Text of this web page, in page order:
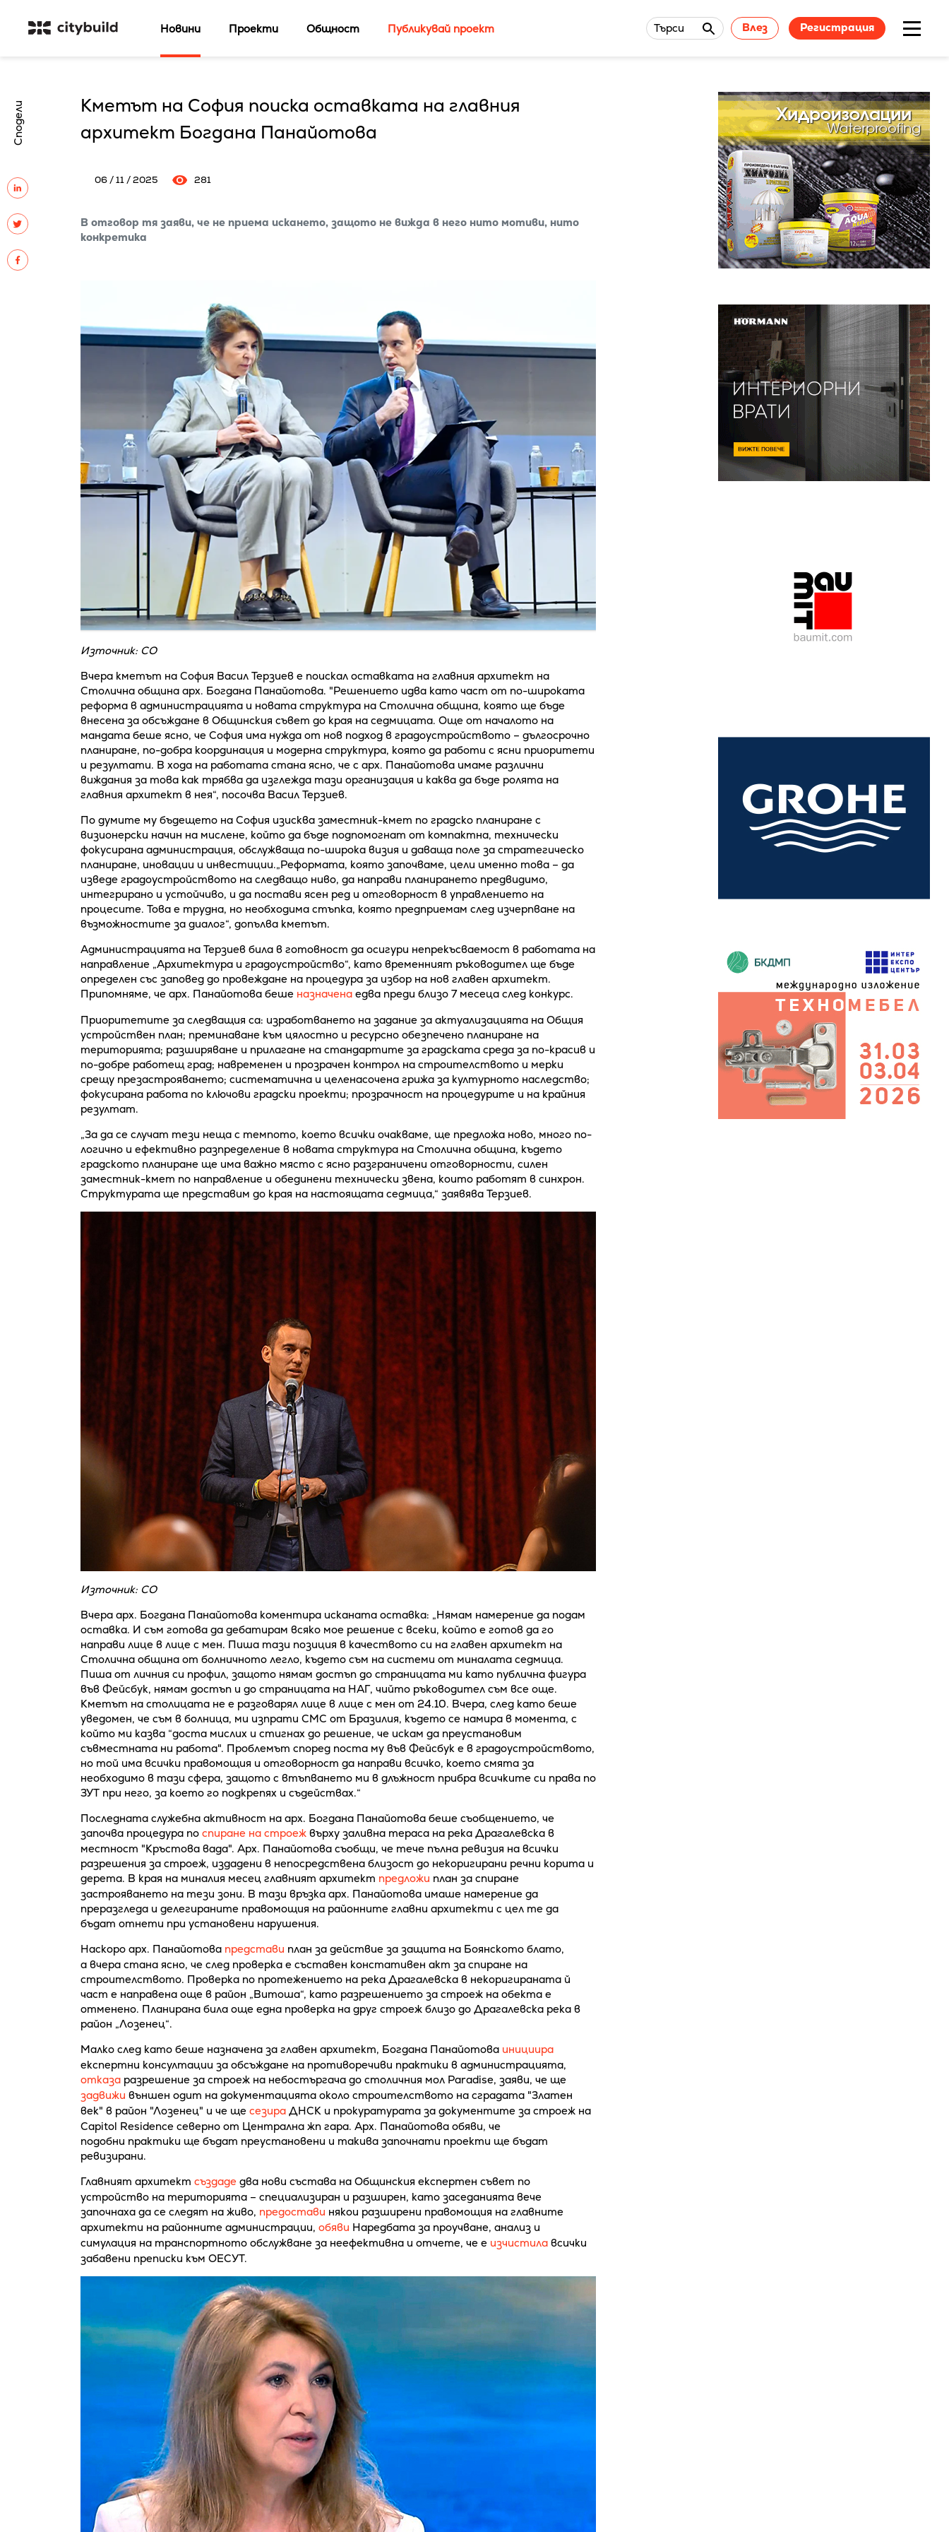
Новини Проекти Общност Публикувай проект Търси Влез Регистрация
Сподели
Кметът на София поиска оставката на главния
архитект Богдана Панайотова
06 / 11 / 2025 281
В отговор тя заяви, че не приема искането, защото не вижда в него нито мотиви, нито
конкретика
Източник: СО
Вчера кметът на София Васил Терзиев е поискал оставката на главния архитект на
Столична община арх. Богдана Панайотова. "Решението идва като част от по-широката
реформа в администрацията и новата структура на Столична община, която ще бъде
внесена за обсъждане в Общинския съвет до края на седмицата. Още от началото на
мандата беше ясно, че София има нужда от нов подход в градоустройството – дългосрочно
планиране, по-добра координация и модерна структура, която да работи с ясни приоритети
и резултати. В хода на работата стана ясно, че с арх. Панайотова имаме различни
виждания за това как трябва да изглежда тази организация и каква да бъде ролята на
главния архитект в нея“, посочва Васил Терзиев.
По думите му бъдещето на София изисква заместник-кмет по градско планиране с
визионерски начин на мислене, който да бъде подпомогнат от компактна, технически
фокусирана администрация, обслужваща по-широка визия и даваща поле за стратегическо
планиране, иновации и инвестиции.„Реформата, която започваме, цели именно това – да
изведе градоустройството на следващо ниво, да направи планирането предвидимо,
интегрирано и устойчиво, и да постави ясен ред и отговорност в управлението на
процесите. Това е трудна, но необходима стъпка, която предприемам след изчерпване на
възможностите за диалог“, допълва кметът.
Администрацията на Терзиев била в готовност да осигури непрекъсваемост в работата на
направление „Архитектура и градоустройство“, като временният ръководител ще бъде
определен със заповед до провеждане на процедура за избор на нов главен архитект.
Припомняме, че арх. Панайотова беше назначенаедва преди близо 7 месеца след конкурс.
Приоритетите за следващия са: изработването на задание за актуализацията на Общия
устройствен план; преминаване към цялостно и ресурсно обезпечено планиране на
територията; разширяване и прилагане на стандартите за градската среда за по-красив и
по-добре работещ град; навременен и прозрачен контрол на строителството и мерки
срещу презастрояването; систематична и целенасочена грижа за културното наследство;
фокусирана работа по ключови градски проекти; прозрачност на процедурите и на крайния
резултат.
„За да се случат тези неща с темпото, което всички очакваме, ще предложа ново, много по-
логично и ефективно разпределение в новата структура на Столична община, където
градското планиране ще има важно място с ясно разграничени отговорности, силен
заместник-кмет по направление и обединени технически звена, които работят в синхрон.
Структурата ще представим до края на настоящата седмица,“ заявява Терзиев.
Източник: СО
Вчера арх. Богдана Панайотова коментира исканата оставка: „Нямам намерение да подам
оставка. И съм готова да дебатирам всяко мое решение с всеки, който е готов да го
направи лице в лице с мен. Пиша тази позиция в качеството си на главен архитект на
Столична община от болничното легло, където съм на системи от миналата седмица.
Пиша от личния си профил, защото нямам достъп до страницата ми като публична фигура
във Фейсбук, нямам достъп и до страницата на НАГ, чийто ръководител съм все още.
Кметът на столицата не е разговарял лице в лице с мен от 24.10. Вчера, след като беше
уведомен, че съм в болница, ми изпрати СМС от Бразилия, където се намира в момента, с
който ми казва “доста мислих и стигнах до решение, че искам да преустановим
съвместната ни работа". Проблемът според поста му във Фейсбук е в градоустройството,
но той има всички правомощия и отговорност да направи всичко, което смята за
необходимо в тази сфера, защото с втъпването ми в длъжност прибра всичките си права по
ЗУТ при него, за което го подкрепях и съдействах.“
Последната служебна активност на арх. Богдана Панайотова беше съобщението, че
започва процедура по спиране на строежвърху заливна тераса на река Драгалевска в
местност "Кръстова вада". Арх. Панайотова съобщи, че тече пълна ревизия на всички
разрешения за строеж, издадени в непосредствена близост до некоригирани речни корита и
дерета. В края на миналия месец главният архитект предложи план за спиране
застрояването на тези зони. В тази връзка арх. Панайотова имаше намерение да
преразгледа и делегираните правомощия на районните главни архитекти с цел те да
бъдат отнети при установени нарушения.
Наскоро арх. Панайотова представи план за действие за защита на Боянското блато,
а вчера стана ясно, че след проверка е съставен констативен акт за спиране на
строителството. Проверка по протежението на река Драгалевска в некоригираната й
част е направена още в район „Витоша“, като разрешението за строеж на обекта е
отменено. Планирана била още една проверка на друг строеж близо до Драгалевска река в
район „Лозенец“.
Малко след като беше назначена за главен архитект, Богдана Панайотова инициира
експертни консултации за обсъждане на противоречиви практики в администрацията,
отказаразрешение за строеж на небостъргача до столичния мол Paradise, заяви, че ще
задвижи външен одит на документацията около строителството на сградата "Златен
век" в район "Лозенец" и че ще сезираДНСК и прокуратурата за документите за строеж на
Capitol Residence северно от Централна жп гара. Арх. Панайотова обяви, че
подобни практики ще бъдат преустановени и такива започнати проекти ще бъдат
ревизирани.
Главният архитект създаде два нови състава на Общинския експертен съвет по
устройство на територията – специализиран и разширен, като заседанията вече
започнаха да се следят на живо, предостави някои разширени правомощия на главните
архитекти на районните администрации, обяви Наредбата за проучване, анализ и
симулация на транспортното обслужване за неефективна и отчете, че е изчистилавсички
забавени преписки към ОЕСУТ.